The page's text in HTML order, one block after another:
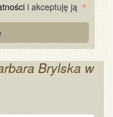
i akceptuję ją
Brylska w